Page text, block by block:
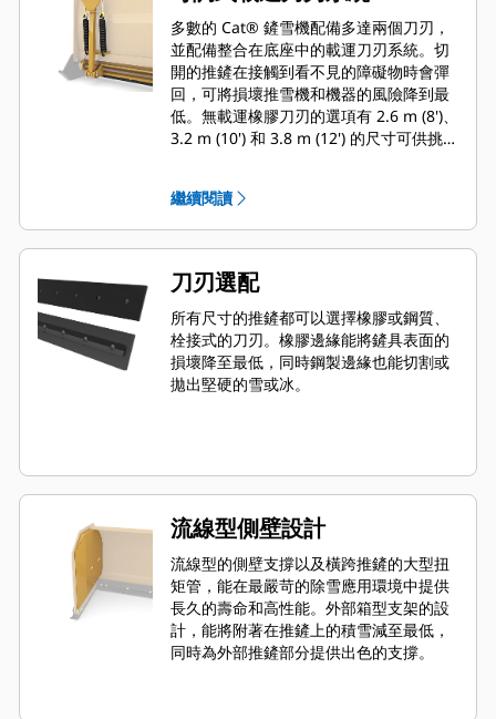
多數的 Cat® 鏟雪機配備多達兩個刀刃，
並配備整合在底座中的載運刀刃系統。切
開的推鏟在接觸到看不見的障礙物時會彈
回，可將損壞推雪機和機器的風險降到最
低。無載運橡膠刀刃的選項有 2.6 m (8')、
3.2 m (10') 和 3.8 m (12') 的尺寸可供挑
繼續閱讀
刀刃選配
所有尺寸的推鏟都可以選擇橡膠或鋼質、
栓接式的刀刃。橡膠邊緣能將鏟具表面的
損壞降至最低，同時鋼製邊緣也能切割或
拋出堅硬的雪或冰。
流線型側壁設計
流線型的側壁支撐以及橫跨推鏟的大型扭
矩管，能在最嚴苛的除雪應用環境中提供
長久的壽命和高性能。外部箱型支架的設
計，能將附著在推鏟上的積雪減至最低，
同時為外部推鏟部分提供出色的支撐。